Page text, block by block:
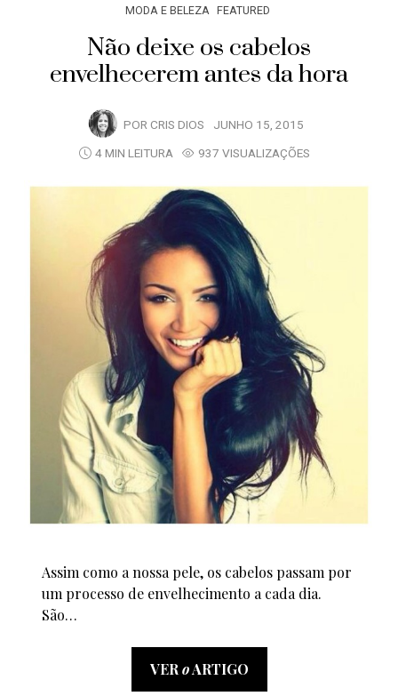
MODA E BELEZA FEATURED
Não deixe os cabelos
envelhecerem antes da hora
POR CRIS DIOS JUNHO 15, 2015
4 MIN LEITURA
937 VISUALIZAÇÕES
Assim como a nossa pele, os cabelos passam por
um processo de envelhecimento a cada dia.
São…
VERoARTIGO